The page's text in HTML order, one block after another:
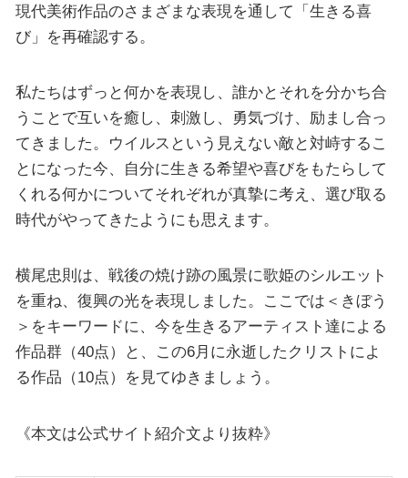
現代美術作品のさまざまな表現を通して「生きる喜
び」を再確認する。
私たちはずっと何かを表現し、誰かとそれを分かち合
うことで互いを癒し、刺激し、勇気づけ、励まし合っ
てきました。ウイルスという見えない敵と対峙するこ
とになった今、自分に生きる希望や喜びをもたらして
くれる何かについてそれぞれが真摯に考え、選び取る
時代がやってきたようにも思えます。
横尾忠則は、戦後の焼け跡の風景に歌姫のシルエット
を重ね、復興の光を表現しました。ここでは＜きぼう
＞をキーワードに、今を生きるアーティスト達による
作品群（40点）と、この6月に永逝したクリストによ
る作品（10点）を見てゆきましょう。
《本文は公式サイト紹介文より抜粋》